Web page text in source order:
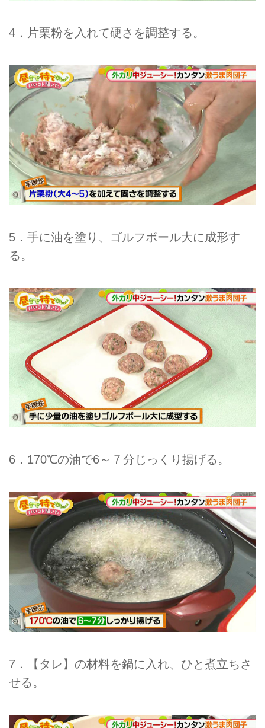
4．片栗粉を入れて硬さを調整する。
5．手に油を塗り、ゴルフボール大に成形す
る。
6．170℃の油で6～７分じっくり揚げる。
7．【タレ】の材料を鍋に入れ、ひと煮立ちさ
せる。